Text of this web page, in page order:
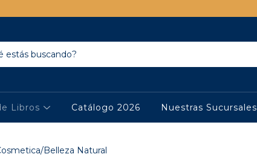
Libros Catálogo 2026 Nuestras Sucursales
Belleza Natural